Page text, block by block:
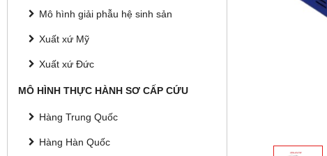
Mô hình giải phẫu hệ sinh sản
Xuất xứ Mỹ
Xuất xứ Đức
MÔ HÌNH THỰC HÀNH SƠ CẤP CỨU
Hàng Trung Quốc
Hàng Hàn Quốc